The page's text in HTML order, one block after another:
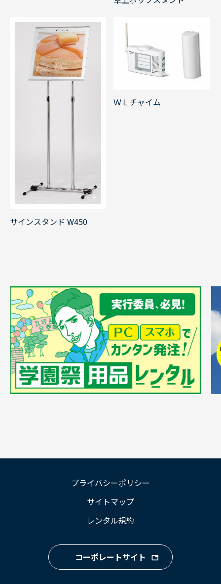
サインスタンド W450
ＷＬチャイム
プライバシーポリシー
サイトマップ
レンタル規約
コーポレートサイト